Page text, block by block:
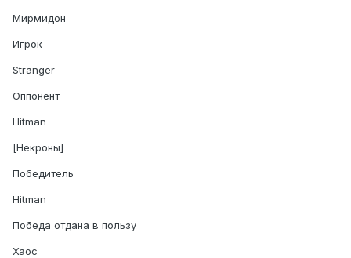
Мирмидон
Игрок
Stranger
Оппонент
Hitman
[Некроны]
Победитель
Hitman
Победа отдана в пользу
Хаос